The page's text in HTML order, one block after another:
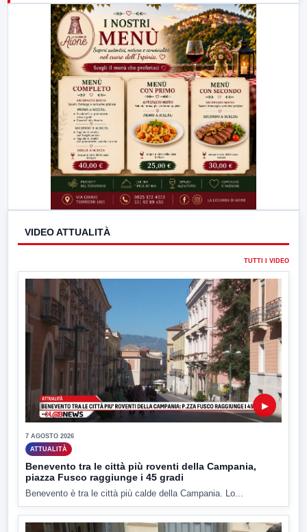
LabNews (replica)
VIDEO ATTUALITÀ
TUTTI I VIDEO
▶
7 AGOSTO 2026
ATTUALITÀ
Benevento tra le città più roventi della Campania,
piazza Fusco raggiunge i 45 gradi
Benevento è tra le città più calde della Campania. Lo...